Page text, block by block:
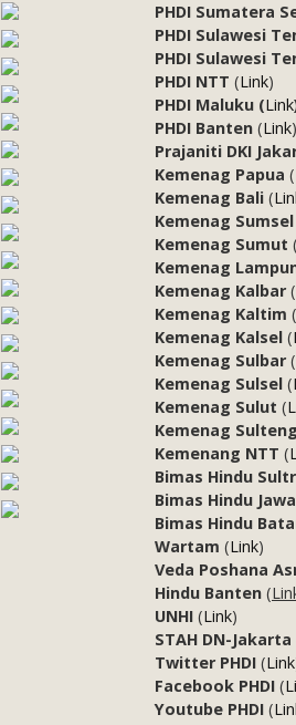
PHDI Sumatera
PHDI Sulawesi
PHDI Sulawesi
PHDI NTT (Link)
PHDI Maluku (Link
PHDI Banten (Link)
Prajaniti DKI
Kemenag Papua (
Kemenag Bali (
Kemenag Sumsel
Kemenag Sumut (
Kemenag
Kemenag Kalbar (
Kemenag Kaltim (
Kemenag Kalsel (
Kemenag Sulbar (
Kemenag Sulsel (
Kemenag Sulut (
Kemenag Sulteng
Kemenang NTT (
Bimas Hindu
Bimas Hindu
Bimas Hindu
Wartam (Link)
Veda Poshana
Hindu Banten (
UNHI (Link)
STAH DN-Jakarta
Twitter PHDI (Link
Facebook PHDI (
Youtube PHDI (